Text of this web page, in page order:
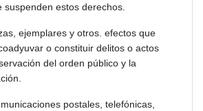
suspenden estos derechos.
ejemplares y otros. efectos que
o constituir delitos o actos
del orden público y la
postales, telefónicas,